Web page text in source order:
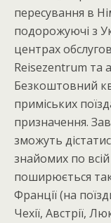
пересування в
подорожуючі з
центрах
Reisezentrum та
Безкоштовний
приміських
призначення.
зможуть
знайомих по
поширюється
Франції (на
Чехії, Австрії,